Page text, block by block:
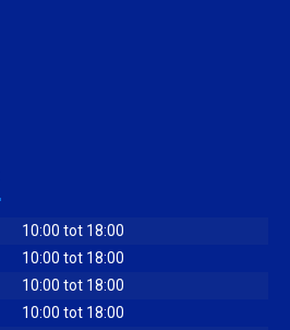
10:00 tot 18:00
10:00 tot 18:00
10:00 tot 18:00
10:00 tot 18:00